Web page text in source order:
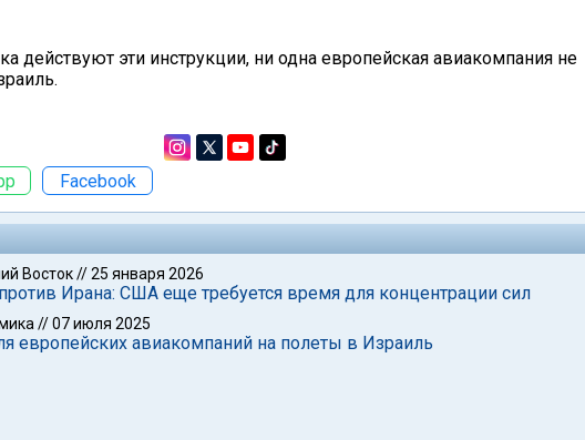
действуют эти инструкции, ни одна европейская авиакомпания не
Facebook
Восток//25 января 2026
Ирана: США еще требуется время для концентрации сил
//07 июля 2025
европейских авиакомпаний на полеты в Израиль